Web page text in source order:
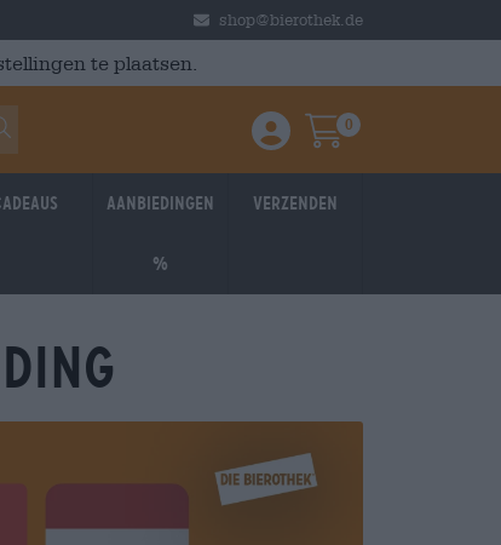
shop@bierothek.de
te plaatsen.
Einloggen / Anmelden
Warenkorb
0
Aanbiedingen
%
Verzenden